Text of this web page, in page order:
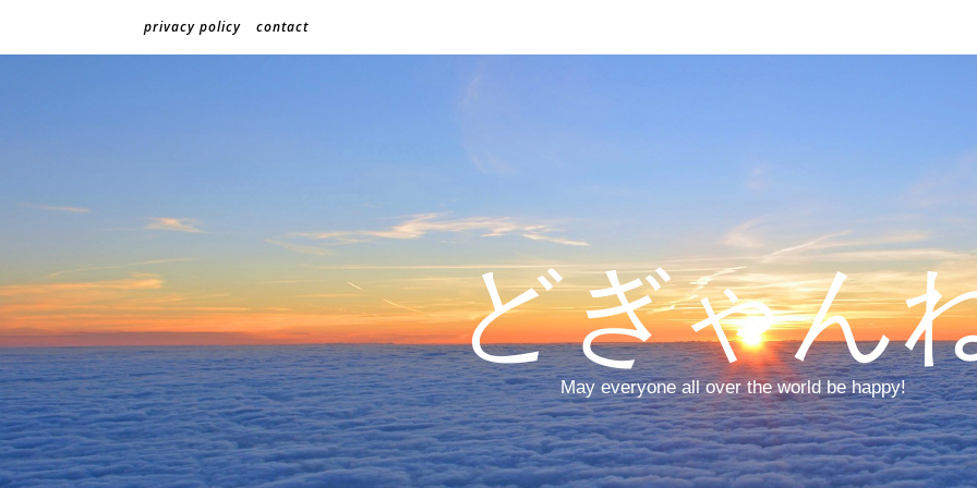
privacy policy contact
どぎゃん
May everyone all over the world be happy!